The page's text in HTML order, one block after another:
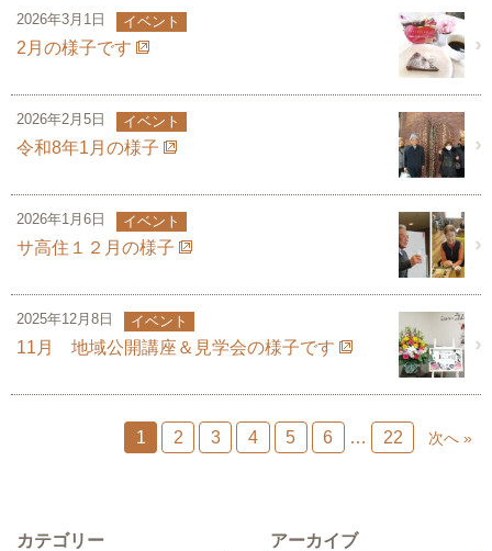
2026年3月1日 イベント
2月の様子です
2026年2月5日 イベント
令和8年1月の様子
2026年1月6日 イベント
サ高住１２月の様子
2025年12月8日 イベント
11月 地域公開講座＆見学会の様子です
1 2 3 4 5 6 … 22 次へ »
カテゴリー アーカイブ